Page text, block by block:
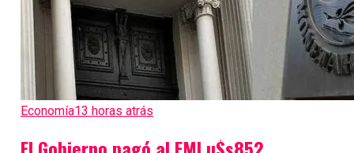
Economía13 horas atrás